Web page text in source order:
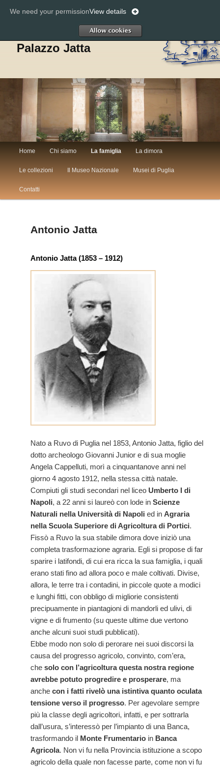
Palazzo Jatta
Vai
contenuto
principale
Vai
contenuto
secondario
Home Chi siamo La famiglia La dimora
Le collezioni Il Museo Nazionale Musei di Puglia
Contatti
Antonio Jatta
Antonio Jatta (1853 – 1912)
Nato a Ruvo di Puglia nel 1853, Antonio Jatta, figlio del
dotto archeologo Giovanni Junior e di sua moglie
Angela Cappelluti, morì a cinquantanove anni nel
giorno 4 agosto 1912, nella stessa città natale.
Compiuti gli studi secondari nel liceo Umberto I di
Napoli, a 22 anni si laureò con lode inScienze
Naturali nella Università di Napoli ed in Agraria
nella Scuola Superiore di Agricoltura di Portici.
Fissò a Ruvo la sua stabile dimora dove iniziò una
completa trasformazione agraria. Egli si propose di far
sparire i latifondi, di cui era ricca la sua famiglia, i quali
erano stati fino ad allora poco e male coltivati. Divise,
allora, le terre tra i contadini, in piccole quote a modici
e lunghi fitti, con obbligo di migliorie consistenti
precipuamente in piantagioni di mandorli ed ulivi, di
vigne e di frumento (su queste ultime due vertono
anche alcuni suoi studi pubblicati).
Ebbe modo non solo di perorare nei suoi discorsi la
causa del progresso agricolo, convinto, com’era,
che solo con l’agricoltura questa nostra regione
avrebbe potuto progredire e prosperare, ma
anche con i fatti rivelò una istintiva quanto oculata
tensione verso il progresso. Per agevolare sempre
più la classe degli agricoltori, infatti, e per sottrarla
dall’usura, s’interessò per l’impianto di una Banca,
trasformando il Monte Frumentarioin Banca
Agricola. Non vi fu nella Provincia istituzione a scopo
agricolo della quale non facesse parte, come non vi fu
We need your permissionView details